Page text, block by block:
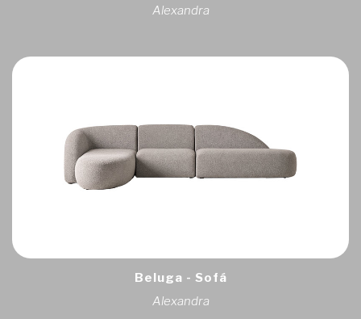
Alexandra
Beluga - Sofá
Alexandra